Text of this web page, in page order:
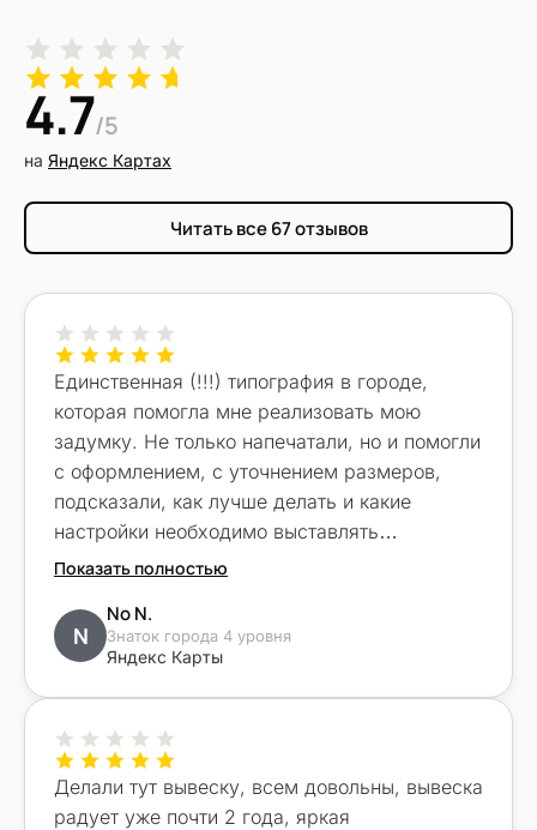
4.7/5
на Яндекс Картах
Читать все 67 отзывов
(откроется в новом окне)
Единственная (!!!) типография в городе,
которая помогла мне реализовать мою
задумку. Не только напечатали, но и помогли
с оформлением, с уточнением размеров,
подсказали, как лучше делать и какие
настройки необходимо выставлять
в будущем для идеального результата. Все
и только «Вот эти ребята» взяли и сделали.
Огромное спасибо!!!! Все было выполнено
Отдельное спасибо Алексею за подход
и готовность помочь, если бы не он, ничего
не вышло бы. Обязательно вернусь ещё!
Показать полностью
N
No N.
Знаток города 4 уровня
Яндекс Карты
Делали тут вывеску, всем довольны, вывеска
радует уже почти 2 года, яркая